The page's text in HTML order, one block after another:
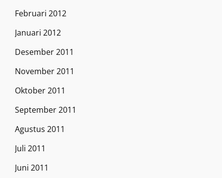
Februari 2012
Januari 2012
Desember 2011
November 2011
Oktober 2011
September 2011
Agustus 2011
Juli 2011
Juni 2011